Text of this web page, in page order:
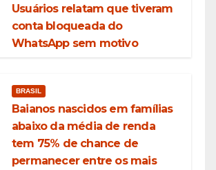
Usuários relatam que tiveram
conta bloqueada do
WhatsApp sem motivo
BRASIL
Baianos nascidos em famílias
abaixo da média de renda
tem 75% de chance de
permanecer entre os mais